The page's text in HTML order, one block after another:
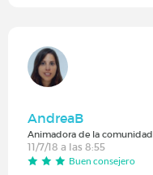
AndreaB
Animadora de la comunidad
11/7/18 a las 8:55
Buen consejero